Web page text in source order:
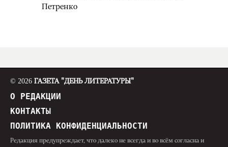
Петренко
© 2026 ГАЗЕТА "ДЕНЬ ЛИТЕРАТУРЫ"
О РЕДАКЦИИ
КОНТАКТЫ
ПОЛИТИКА КОНФИДЕНЦИАЛЬНОСТИ
Редакция предупреждает, что далеко не всегда и во всём согласна и